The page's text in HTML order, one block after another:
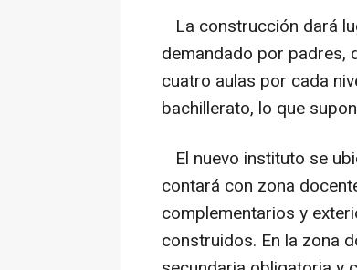
La construcción dará
demandado por padres,
cuatro aulas por cada
bachillerato, lo que
El nuevo instituto se
contará con zona
complementarios y
construidos. En la zona